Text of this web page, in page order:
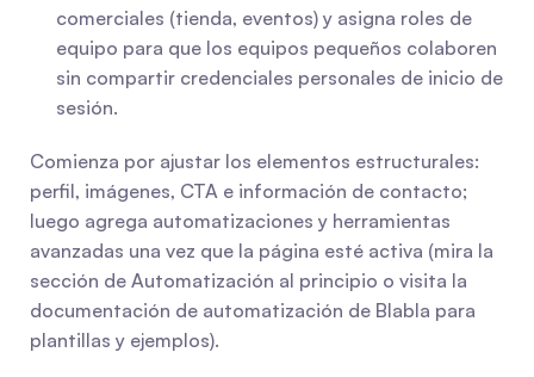
comerciales (tienda, eventos) y asigna roles de
equipo para que los equipos pequeños colaboren
sin compartir credenciales personales de inicio de
sesión.
Comienza por ajustar los elementos estructurales:
perfil, imágenes, CTA e información de contacto;
luego agrega automatizaciones y herramientas
avanzadas una vez que la página esté activa (mira la
sección de Automatización al principio o visita la
documentación de automatización de Blabla para
plantillas y ejemplos).